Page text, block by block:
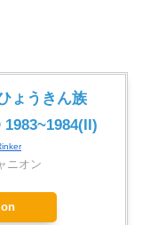
ょうきん族
1983~1984(II)
ニオン